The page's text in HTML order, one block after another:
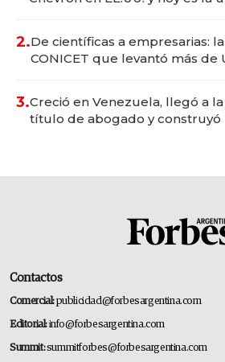
2.De científicas a empresarias:
CONICET que levantó más de
3.Creció en Venezuela, llegó a
título de abogado y construyó
Contactos
Comercial:publicidad@forbesargentina.com
Editorial:info@forbesargentina.com
Summit:summitforbes@forbesargentina.com